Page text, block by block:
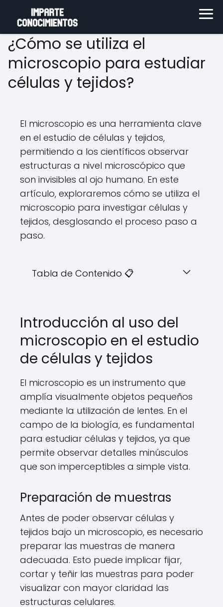
¿Cómo se utiliza el
microscopio para estudiar
células y tejidos?
El microscopio es una herramienta clave
en el estudio de células y tejidos,
permitiendo a los científicos observar
estructuras a nivel microscópico que
son invisibles al ojo humano. En este
artículo, exploraremos cómo se utiliza el
microscopio para investigar células y
tejidos, desglosando el proceso paso a
paso.
Tabla de Contenido 📋
Introducción al uso del
microscopio en el estudio
de células y tejidos
El microscopio es un instrumento que
amplía visualmente objetos pequeños
mediante la utilización de lentes. En el
campo de la biología, es fundamental
para estudiar células y tejidos, ya que
permite observar detalles minúsculos
que son imperceptibles a simple vista.
Preparación de muestras
Antes de poder observar células y
tejidos bajo un microscopio, es necesario
preparar las muestras de manera
adecuada. Esto puede implicar fijar,
cortar y teñir las muestras para poder
visualizar con mayor claridad las
estructuras celulares.